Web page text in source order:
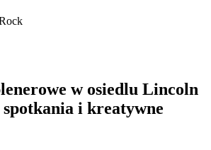
w osiedlu Lincoln
i kreatywne